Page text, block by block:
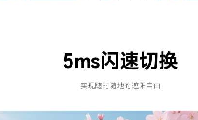
5ms闪速切换
实现随时随地的遮阳自由